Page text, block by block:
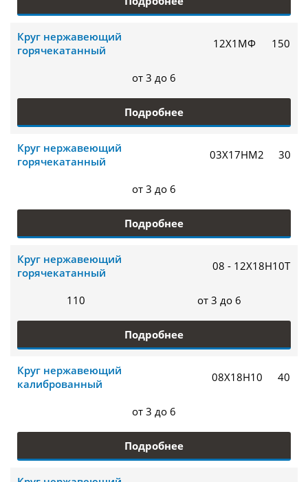
Круг нержавеющий
горячекатанный
12Х1МФ 150
от 3 до 6
Подробнее
Круг нержавеющий
горячекатанный
03Х17НМ2 30
от 3 до 6
Подробнее
Круг нержавеющий
горячекатанный
08 - 12Х18Н10Т
110 от 3 до 6
Подробнее
Круг нержавеющий
калиброванный
08Х18Н10 40
от 3 до 6
Подробнее